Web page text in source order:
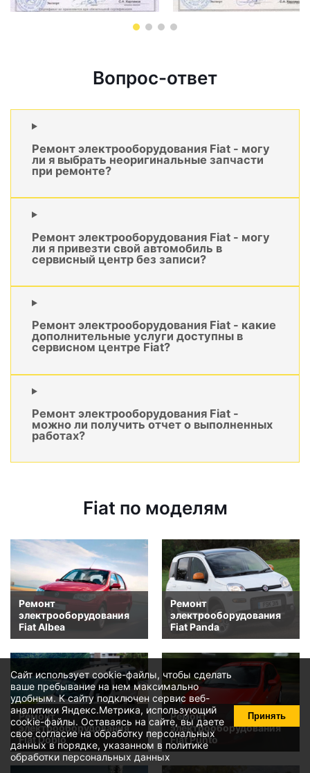
Вопрос-ответ
Ремонт электрооборудования Fiat - могу
ли я выбрать неоригинальные запчасти
при ремонте?
Ремонт электрооборудования Fiat - могу
ли я привезти свой автомобиль в
сервисный центр без записи?
Ремонт электрооборудования Fiat - какие
дополнительные услуги доступны в
сервисном центре Fiat?
Ремонт электрооборудования Fiat -
можно ли получить отчет о выполненных
работах?
Fiat по моделям
Ремонт
электрооборудования
Fiat Albea
Ремонт
электрооборудования
Fiat Panda
Ремонт
электрооборудования
Fiat Doblo
Ремонт
электрооборудования
Fiat Punto
Сайт использует cookie-файлы, чтобы сделать
ваше пребывание на нем максимально
удобным. К cайту подключен сервис веб-
аналитики Яндекс.Метрика, использующий
cookie-файлы. Оставаясь на сайте, вы даете
своесогласие на обработку персональных
данныхв порядке, указанном в политике
обработки персональных данных
Принять